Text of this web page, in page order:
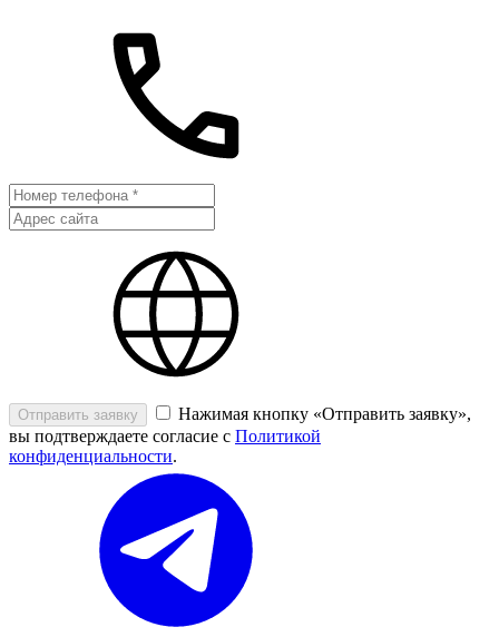
Отправить заявку
Нажимая кнопку «Отправить заявку»,
вы подтверждаете согласие с Политикой
конфиденциальности.